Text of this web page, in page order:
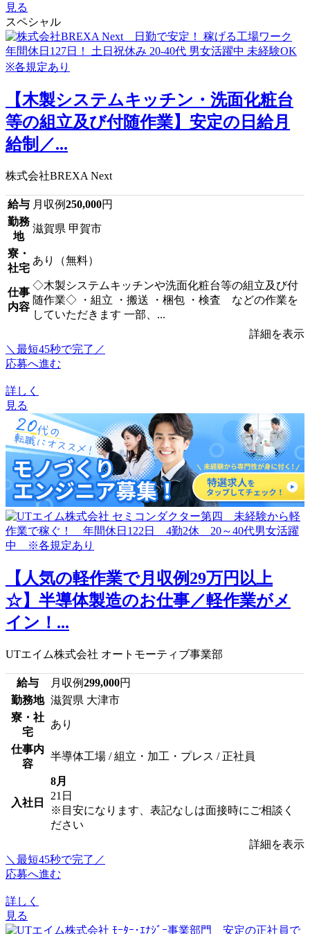
見る
スペシャル
【木製システムキッチン・洗面化粧台
等の組立及び付随作業】安定の日給月
給制／...
株式会社BREXA Next
給与 月収例250,000円
勤務
地
滋賀県 甲賀市
寮・
社宅
あり（無料）
仕事
内容
◇木製システムキッチンや洗面化粧台等の組立及び付
随作業◇ ・組立 ・搬送 ・梱包 ・検査 などの作業を
していただきます 一部、...
詳細を表示
＼最短45秒で完了／
応募へ進む
詳しく
見る
【人気の軽作業で月収例29万円以上
☆】半導体製造のお仕事／軽作業がメ
イン！...
UTエイム株式会社 オートモーティブ事業部
給与 月収例299,000円
勤務地 滋賀県 大津市
寮・社
宅
あり
仕事内
容
半導体工場 / 組立・加工・プレス / 正社員
入社日
8月
21日
※目安になります、表記なしは面接時にご相談く
ださい
詳細を表示
＼最短45秒で完了／
応募へ進む
詳しく
見る